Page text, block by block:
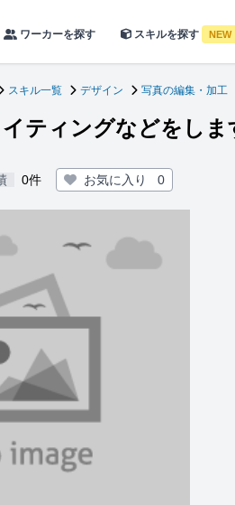
ワーカーを探す スキルを探す NEW
スキル一覧 デザイン 写真の編集・加工
ティングなどをしま
0件 お気に入り 0